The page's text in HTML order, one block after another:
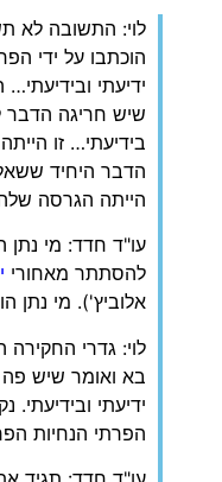
לוי: התשובה לא
הוכתבו על ידי
ידיעתי
שיש חריגה הדבר
בידיעתי… זו
הדבר היחיד
הייתה הגרסה
עו"ד חדד: מי
להסתתר מאחורי
אלוביץ'). מי נתן
לוי: גדרי החקירה
בא ואומר שיש
ידיעתי
הפרתי הנחיות